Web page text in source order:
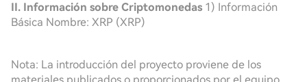
II. Información sobre Criptomonedas 1) Información
Básica Nombre: XRP (XRP)
Nota: La introducción del proyecto proviene de los